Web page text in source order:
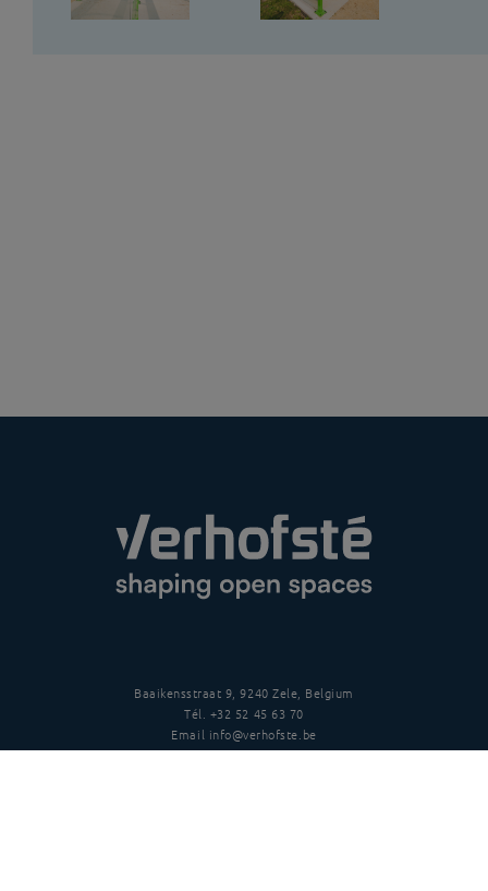
Baaikensstraat 9, 9240 Zele, Belgium
Tél. +32 52 45 63 70
Email info@verhofste.be
TVABE0439 215 109